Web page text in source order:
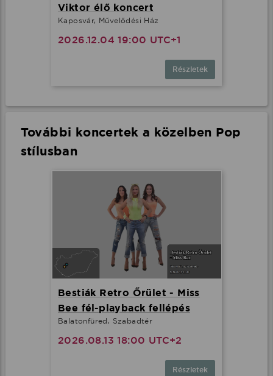
Viktor élő koncert
Kaposvár, Művelődési Ház
2026.12.04 19:00 UTC+1
Részletek
További koncertek a közelben Pop
stílusban
Bestiák Retro Őrület - Miss
Bee fél-playback fellépés
Balatonfüred, Szabadtér
2026.08.13 18:00 UTC+2
Részletek